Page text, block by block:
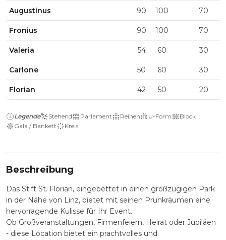
Augustinus 90 100 70
Fronius 90 100 70
Valeria 54 60 30
Carlone 50 60 30
Florian 42 50 20
Legende Stehend Parlament Reihen U-Form
Block
Gala / Bankett
Kreis
Beschreibung
Das Stift St. Florian, eingebettet in einen großzügigen Park
in der Nähe von Linz, bietet mit seinen Prunkräumen eine
hervorragende Kulisse für Ihr Event.
Ob Großveranstaltungen, Firmenfeiern, Heirat oder Jubiläen
- diese Location bietet ein prachtvolles und